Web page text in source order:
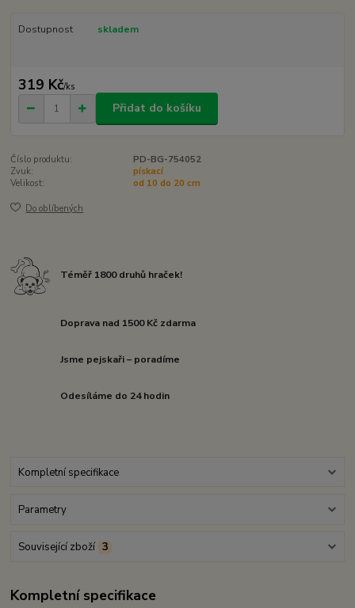
Dostupnost skladem
319 Kč/ks
Přidat do košíku
Číslo produktu:
PD-BG-754052
Zvuk:
pískací
Velikost:
od 10 do 20 cm
Do oblíbených
Téměř 1800 druhů hraček!
Doprava nad 1500 Kč zdarma
Jsme pejskaři – poradíme
Odesíláme do 24 hodin
Kompletní specifikace
Parametry
Související zboží 3
Kompletní specifikace